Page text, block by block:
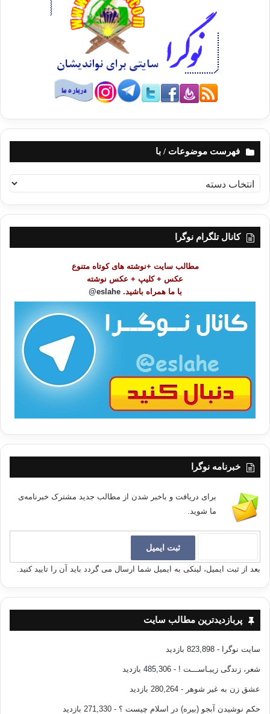
فهرست موضوعات / با
ه
ر
کانال تلگرام نوگرا
مطالب سایت +نوشته های کوتاه متنوع
عکس + کلیپ + عکس نوشته
با ما همراه باشید. eslahe@
خبرنامه نوگرا
برای دریافت و باخبر شدن از مطالب جدید مشترک خبرنامه‌ی
ما شوید.
بعد از ثبت ایمیل، لینکی به ایمیل شما ارسال می گردد باید آن را تایید کنید.
پربازدیدترین مطالب سایت
سایت نوگرا - 823,898 بازدید
شعر، زندگی زیبـاســـت ! - 485,306 بازدید
عشق زن به غیر شوهر - 280,264 بازدید
حکم نوشیدن آبجو (بیره) در اسلام چیست ؟ - 271,330 بازدید